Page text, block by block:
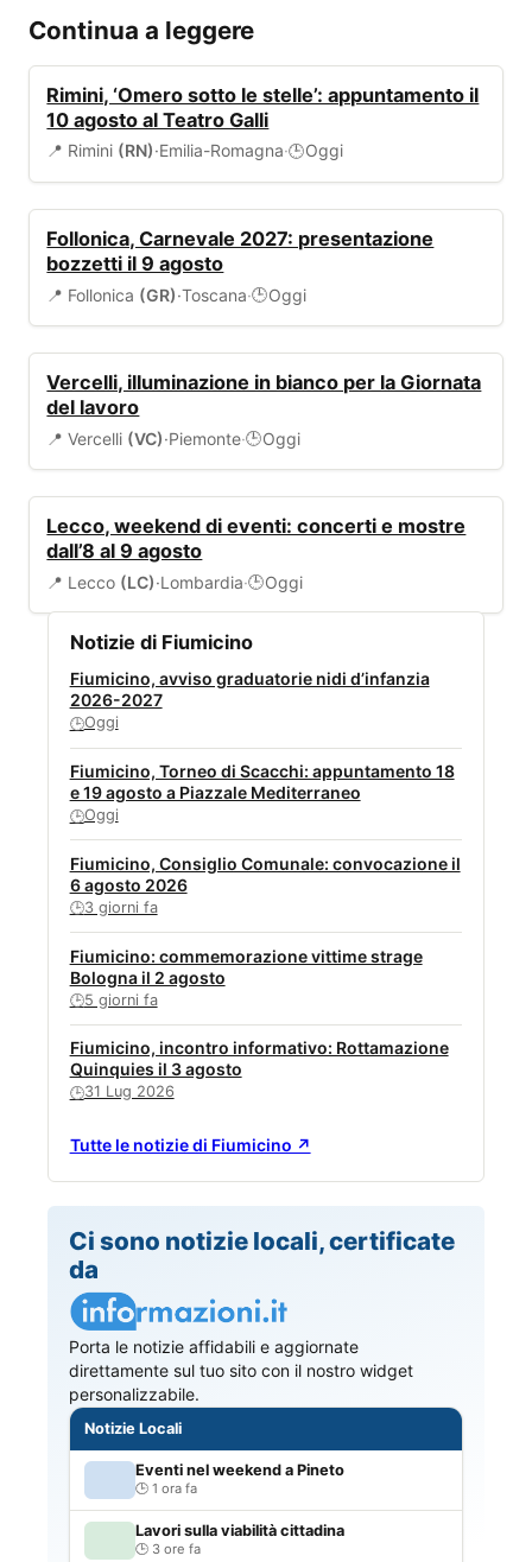
Continua a leggere
Rimini, ‘Omero sotto le stelle’: appuntamento il
10 agosto al Teatro Galli
📍 Rimini (RN)·Emilia-Romagna·🕒Oggi
Follonica, Carnevale 2027: presentazione
bozzetti il 9 agosto
📍 Follonica (GR)·Toscana·🕒Oggi
Vercelli, illuminazione in bianco per la Giornata
del lavoro
📍 Vercelli (VC)·Piemonte·🕒Oggi
Lecco, weekend di eventi: concerti e mostre
dall’8 al 9 agosto
📍 Lecco (LC)·Lombardia·🕒Oggi
Notizie di Fiumicino
Fiumicino, avviso graduatorie nidi d’infanzia
2026-2027
🕒Oggi
Fiumicino, Torneo di Scacchi: appuntamento 18
e 19 agosto a Piazzale Mediterraneo
🕒Oggi
Fiumicino, Consiglio Comunale: convocazione il
6 agosto 2026
🕒3 giorni fa
Fiumicino: commemorazione vittime strage
Bologna il 2 agosto
🕒5 giorni fa
Fiumicino, incontro informativo: Rottamazione
Quinquies il 3 agosto
🕒31 Lug 2026
Tutte le notizie di Fiumicino ↗
Ci sono notizie locali, certificate
da
Porta le notizie affidabili e aggiornate
direttamente sul tuo sito con il nostro widget
personalizzabile.
Notizie Locali
Eventi nel weekend a Pineto
1 ora fa
Lavori sulla viabilità cittadina
3 ore fa